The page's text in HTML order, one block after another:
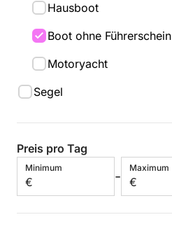
Hausboot
Boot ohne Führerschein
Motoryacht
Segel
Preis pro Tag
Minimum
€ -
Maximum
€